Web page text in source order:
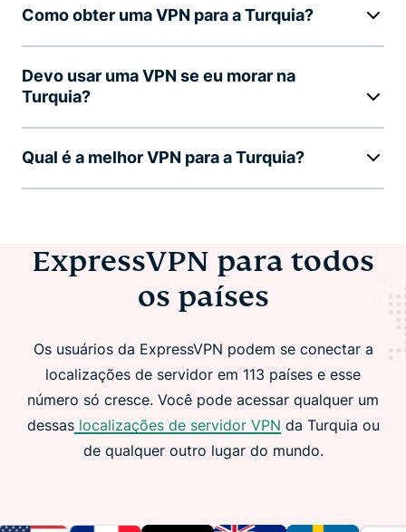
Como obter uma VPN para a Turquia?
Devo usar uma VPN se eu morar na
Turquia?
Qual é a melhor VPN para a Turquia?
ExpressVPN para todos
os países
Os usuários da ExpressVPN podem se conectar a
localizações de servidor em 113 países e esse
número só cresce. Você pode acessar qualquer um
dessaslocalizações de servidor VPN da Turquia ou
de qualquer outro lugar do mundo.